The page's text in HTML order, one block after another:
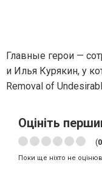
Главные герои —
и Илья Курякин, у
Removal of
Оцініть
(0
Поки ще ніхто не